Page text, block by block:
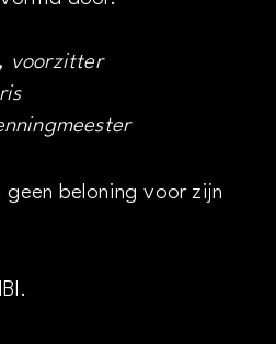
voorzitter
beloning voor zijn